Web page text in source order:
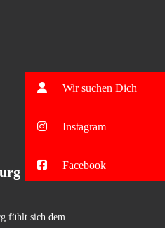
fühlt sich dem
Wir suchen Dich
Instagram
Facebook